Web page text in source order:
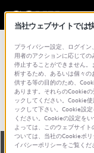
総合サポー
SO703i
全て ダウンロ
当社ウェブサイトでは
プライバシー設定、ログイ
用者のアクションに応じて
停止することができません
析するため、あるいは個々
供する等の目的のため、
あります。それらのCookie
ックしてください。Cookie
ックして下さい。Cookie設
ください。Cookieの設定を
よっては、このウェブサイ
ついては、当社のCookieポ
イバシーポリシーをご覧くだ